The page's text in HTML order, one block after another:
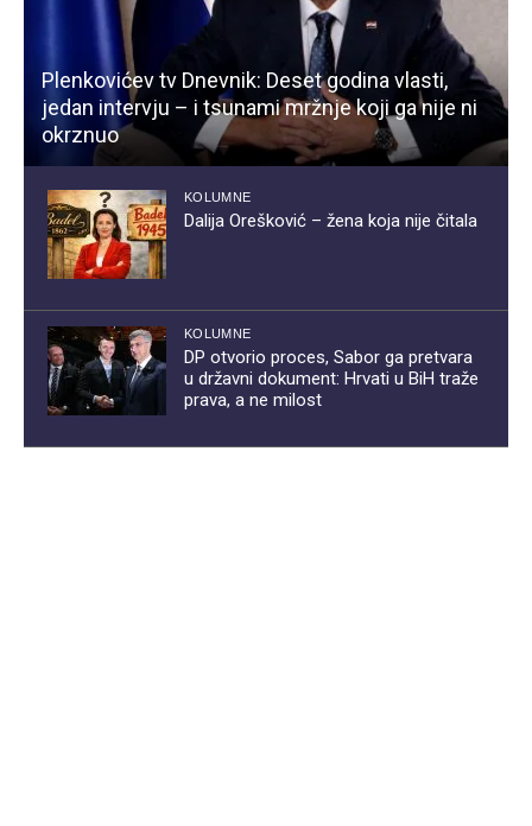
Plenkovićev tv Dnevnik: Deset godina vlasti,
jedan intervju – i tsunami mržnje koji ga nije ni
okrznuo
KOLUMNE
Dalija Orešković – žena koja nije čitala
KOLUMNE
DP otvorio proces, Sabor ga pretvara
u državni dokument: Hrvati u BiH traže
prava, a ne milost